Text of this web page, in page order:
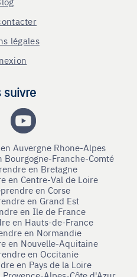
légales
suivre
Auvergne Rhone-Alpes
Franche-Comté
en Bretagne
en Centre-Val de Loire
en Corse
en Grand Est
en Ile de France
en Hauts-de-France
en Normandie
en Nouvelle-Aquitaine
en Occitanie
en Pays de la Loire